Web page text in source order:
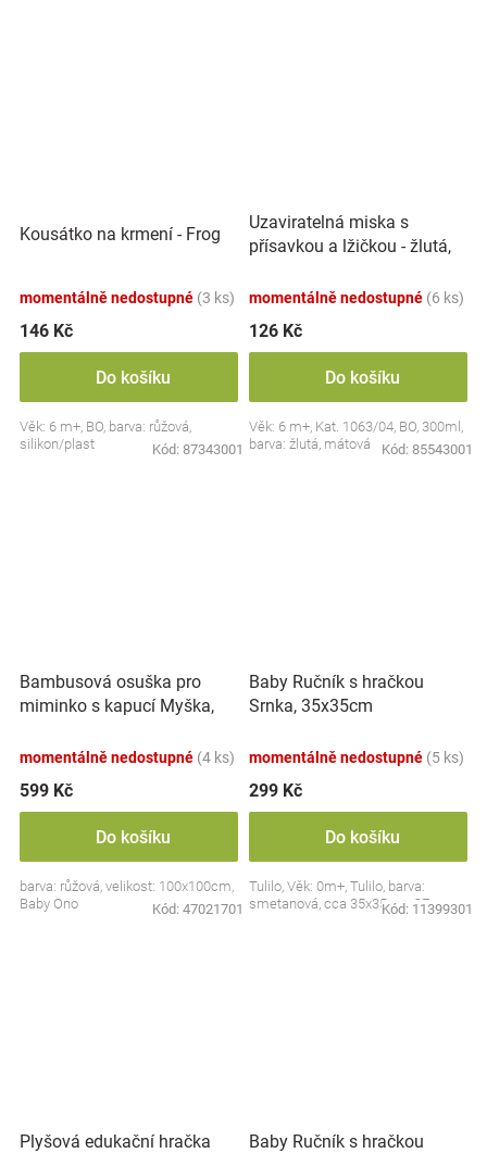
Kousátko na krmení - Frog
momentálně nedostupné (3 ks)
146 Kč
Do košíku
Věk: 6 m+, BO, barva: růžová,
silikon/plast
Kód: 87343001
Uzaviratelná miska s
přísavkou a lžičkou - žlutá,
momentálně nedostupné (6 ks)
126 Kč
Do košíku
Věk: 6 m+, Kat. 1063/04, BO, 300ml,
barva: žlutá, mátová
Kód: 85543001
Bambusová osuška pro
miminko s kapucí Myška,
momentálně nedostupné (4 ks)
599 Kč
Do košíku
barva: růžová, velikost: 100x100cm,
Baby Ono
Kód: 47021701
Baby Ručník s hračkou
Srnka, 35x35cm
momentálně nedostupné (5 ks)
299 Kč
Do košíku
Tulilo, Věk: 0m+, Tulilo, barva:
smetanová, cca 35x35cm, CE
Kód: 11399301
Plyšová edukační hračka
Baby Ručník s hračkou